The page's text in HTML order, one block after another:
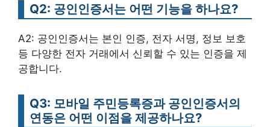
Q2: 공인인증서는 어떤 기능을 하나요?
A2: 공인인증서는 본인 인증, 전자 서명, 정보 보호
등 다양한 전자 거래에서 신뢰할 수 있는 인증을 제
공합니다.
Q3: 모바일 주민등록증과 공인인증서의
연동은 어떤 이점을 제공하나요?